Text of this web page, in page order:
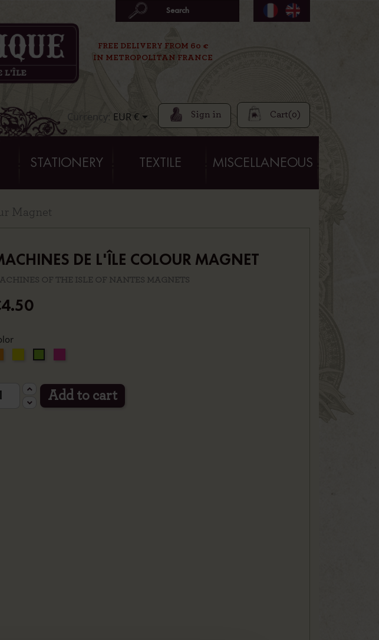
FREE DELIVERY FROM 60 €
IN METROPOLITAN FRANCE
STATIONERY TEXTILE MISCELLANEOUS
Currency: EUR € Sign in Cart(0)
Magnet
DE L'ÎLE COLOUR MAGNET
OF THE ISLE OF NANTES MAGNETS
Add to cart